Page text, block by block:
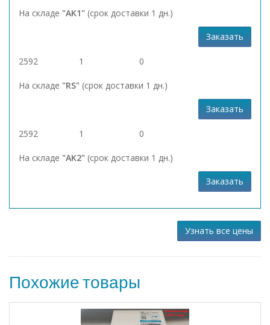
На складе "AK1" (срок доставки 1 дн.)
Заказать
2592 1 0
На складе "RS" (срок доставки 1 дн.)
Заказать
2592 1 0
На складе "AK2" (срок доставки 1 дн.)
Заказать
Узнать все цены
Похожие товары